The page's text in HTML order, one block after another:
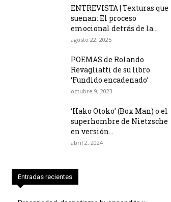
ENTREVISTA | Texturas que
suenan: El proceso
emocional detrás de la...
agosto 22, 2025
POEMAS de Rolando
Revagliatti de su libro
‘Fundido encadenado’
octubre 9, 2023
‘Hako Otoko’ (Box Man) o el
superhombre de Nietzsche
en versión...
abril 2, 2024
Entradas recientes